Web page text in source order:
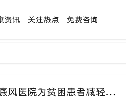
资讯 关注热点 免费咨询
「公益援助暖人心」“祛白天使”基金持续发力，泉州中科白癜风医院为贫困患者减轻就医负担